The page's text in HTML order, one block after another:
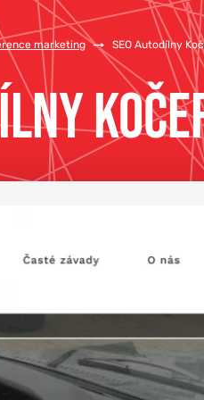
marketing / SEO Autodílny